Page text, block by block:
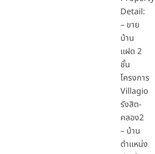
Detail:
– ขาย
บ้าน
แฝด 2
ชั้น
โครงการ
Villagio
รังสิต-
คลอง2
– บ้าน
ตำแหน่ง